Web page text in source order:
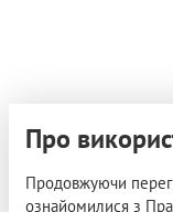
Про
Продовжуючи
ознайомилися з